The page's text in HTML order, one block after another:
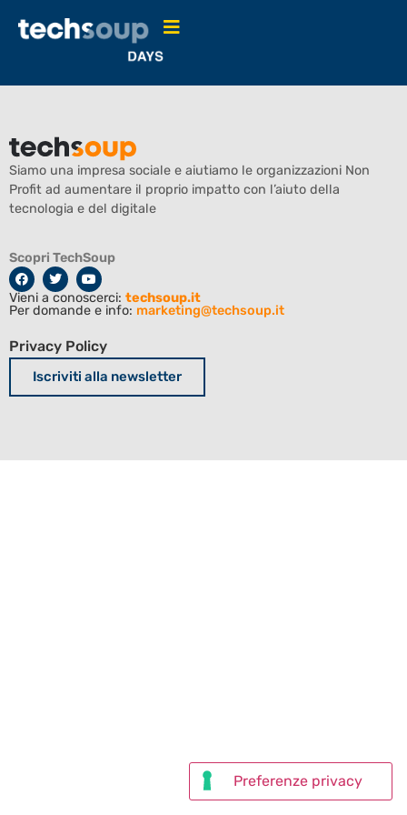
Emma Ursich
Siamo una impresa sociale e aiutiamo le organizzazioni Non
Profit ad aumentare il proprio impatto con l’aiuto della
tecnologia e del digitale
Scopri TechSoup
Vieni a conoscerci: techsoup.it
Per domande e info: marketing@techsoup.it
Privacy Policy
Iscriviti alla newsletter